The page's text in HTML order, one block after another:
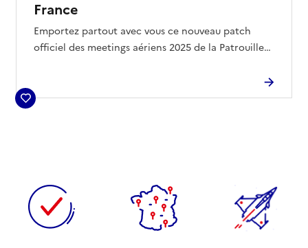
France
Emportez partout avec vous ce nouveau patch
officiel des meetings aériens 2025 de la Patrouille
unité de l'armée de l'Air et de l'Espace.